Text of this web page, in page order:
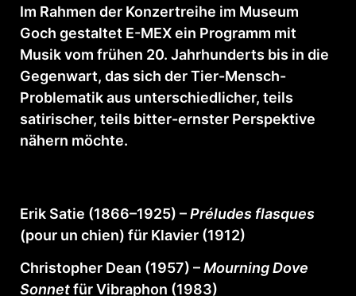
Im Rahmen der Konzertreihe im Museum
Goch gestaltet E-MEX ein Programm mit
Musik vom frühen 20. Jahrhunderts bis in die
Gegenwart, das sich der Tier-Mensch-
Problematik aus unterschiedlicher, teils
satirischer, teils bitter-ernster Perspektive
nähern möchte.
Erik Satie (1866–1925) –Préludes flasques
(pour un chien) für Klavier (1912)
Christopher Dean (1957) –Mourning Dove
Sonnetfür Vibraphon (1983)